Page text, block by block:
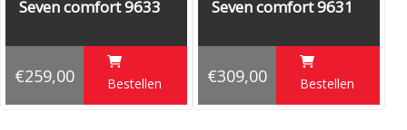
Seven comfort 9633
€259,00 Bestellen
Seven comfort 9631
€309,00 Bestellen